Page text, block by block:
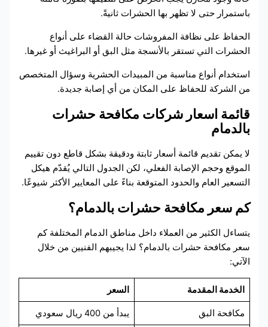
باستمرار حتى لا تظهر بها الحشرات ثانيةً.
الحفاظ على نظافة المفروشات حالة القضاء على أنواع
الحشرات التي تستقر بالأنسجة مثل البق أو البراغيث أو غيرها.
استخدام أنواع مناسبة من المبيدات الحشرية وسؤال المتخصص
من الشركة للحفاظ على المكان من أي إصابة جديدة.
قائمة اسعار شركات مكافحة حشرات
بالدمام
لا يمكن تقديم قائمة أسعار ثابتة ودقيقة بشكل قاطع دون تقييم
الموقع وحجم الإصابة الفعلي، لكن الجدول التالي يُقدّم هيكل
التسعير العام والحدود المتوقعة بناءً على المعايير الأكثر شيوعًا.
كم سعر مكافحة حشرات بالدمام؟
يتساءل الكثير من العملاء داخل مناطق الدمام المختلفة كم
سعر مكافحة حشرات بالدمام؟ لذا يجيبهم الفنيين من خلال
الآتي:
الخدمة المقدمة السعر
مكافحة البق يبدأ من 400 ريال سعودي